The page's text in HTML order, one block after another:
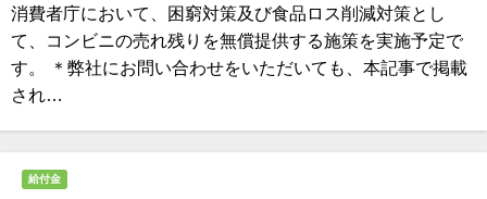
消費者庁において、困窮対策及び食品ロス削減対策とし
て、コンビニの売れ残りを無償提供する施策を実施予定で
す。 ＊弊社にお問い合わせをいただいても、本記事で掲載
され…
給付金